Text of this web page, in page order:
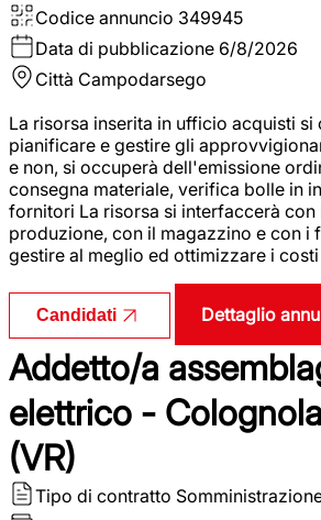
Codice annuncio 349945
Data di pubblicazione 6/8/2026
Città Campodarsego
La risorsa inserita in ufficio acquisti si
pianificare e gestire gli
e non, si occuperà dell'emissione
consegna materiale, verifica bolle in
fornitori La risorsa si interfaccerà con
produzione, con il magazzino e con i
gestire al meglio ed ottimizzare i
Candidati Dettaglio
Addetto/a
elettrico -
(VR)
Tipo di contratto